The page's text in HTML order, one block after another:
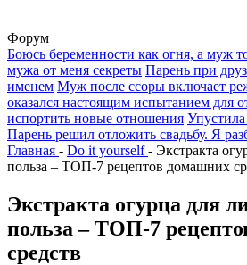
Форум
Боюсь беременности как огня, а муж
мужа от меня секреты Парень при
именем Муж после ссоры включает
оказался настоящим испытанием для
испортить новые отношения
Парень решил отложить свадьбу. Я
Главная - Do it yourself - Экстракта
польза – ТОП-7 рецептов домашних
Экстракта огурца для
польза – ТОП-7
средств